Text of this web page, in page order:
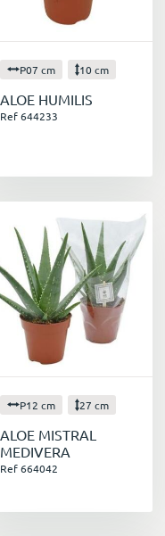
P07 cm 10 cm
ALOE HUMILIS
Ref 644233
P12 cm 27 cm
ALOE MISTRAL
MEDIVERA
Ref 664042